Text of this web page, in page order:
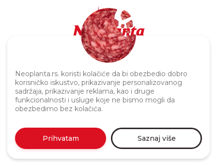
Neoplanta.rs. koristi kolačiće da bi obezbedio dobro
korisničko iskustvo, prikazivanje personalizovanog
sadržaja, prikazivanje reklama, kao i druge
funkcionalnosti i usluge koje ne bismo mogli da
obezbedimo bez kolačića.
Prihvatam Saznaj više
Politika privatnosti